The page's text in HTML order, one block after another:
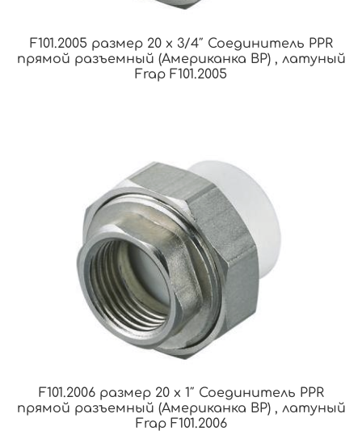
F101.2005 размер 20 x 3/4″ Соединитель PPR
прямой разъемный (Американка ВР) , латуный
Frap F101.2005
F101.2006 размер 20 x 1″ Соединитель PPR
прямой разъемный (Американка ВР) , латуный
Frap F101.2006